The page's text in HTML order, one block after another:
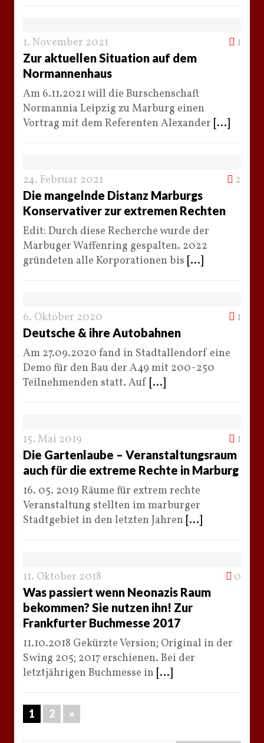
1. November 2021 1
Zur aktuellen Situation auf dem
Normannenhaus
Am 6.11.2021 will die Burschenschaft
Normannia Leipzig zu Marburg einen
Vortrag mit dem Referenten Alexander [...]
24. Februar 2021 2
Die mangelnde Distanz Marburgs
Konservativer zur extremen Rechten
Edit: Durch diese Recherche wurde der
Marbuger Waffenring gespalten. 2022
gründeten alle Korporationen bis [...]
6. Oktober 2020 1
Deutsche & ihre Autobahnen
Am 27.09.2020 fand in Stadtallendorf eine
Demo für den Bau der A49 mit 200-250
Teilnehmenden statt. Auf [...]
15. Mai 2019 1
Die Gartenlaube – Veranstaltungsraum
auch für die extreme Rechte in Marburg
16. 05. 2019 Räume für extrem rechte
Veranstaltung stellten im marburger
Stadtgebiet in den letzten Jahren [...]
11. Oktober 2018 0
Was passiert wenn Neonazis Raum
bekommen? Sie nutzen ihn! Zur
Frankfurter Buchmesse 2017
11.10.2018 Gekürzte Version; Original in der
Swing 205; 2017 erschienen. Bei der
letztjährigen Buchmesse in [...]
1 2 »